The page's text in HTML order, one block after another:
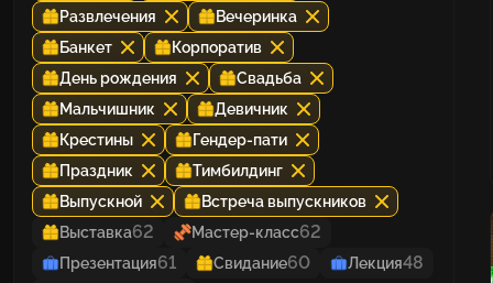
Развлечения
Вечеринка
Банкет
Корпоратив
День рождения
Свадьба
Мальчишник
Девичник
Крестины
Гендер-пати
Праздник
Тимбилдинг
Выпускной
Встреча выпускников
Выставка62 Мастер-класс62
Презентация61 Свидание60 Лекция48